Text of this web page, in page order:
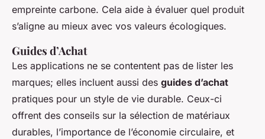
empreinte carbone. Cela aide à évaluer quel produit
s’aligne au mieux avec vos valeurs écologiques.
Guides d’Achat
Les applications ne se contentent pas de lister les
marques; elles incluent aussi des guides d’achat
pratiques pour un style de vie durable. Ceux-ci
offrent des conseils sur la sélection de matériaux
durables, l’importance de l’économie circulaire, et